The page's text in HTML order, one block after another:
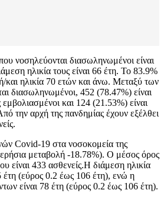
νοσηλεύονται διασωληνωμένοι είναι
ηλικία τους είναι 66 έτη. To 83.9%
και ηλικία 70 ετών και άνω. Μεταξύ των
διασωληνωμένοι, 452 (78.47%) είναι
και 124 (21.53%) είναι
την αρχή της πανδημίας έχουν εξέλθει
Covid-19 στα νοσοκομεία της
μεταβολή -18.78%). Ο μέσος όρος
είναι 433 ασθενείς.Η διάμεση ηλικία
έτη (εύρος 0.2 έως 106 έτη), ενώ η
είναι 78 έτη (εύρος 0.2 έως 106 έτη).